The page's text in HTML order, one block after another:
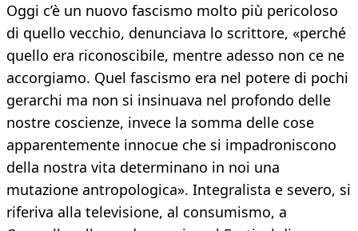
Oggi c’è un nuovo fascismo molto più pericoloso
di quello vecchio, denunciava lo scrittore, «perché
quello era riconoscibile, mentre adesso non ce ne
accorgiamo. Quel fascismo era nel potere di pochi
gerarchi ma non si insinuava nel profondo delle
nostre coscienze, invece la somma delle cose
apparentemente innocue che si impadroniscono
della nostra vita determinano in noi una
mutazione antropologica». Integralista e severo, si
riferiva alla televisione, al consumismo, a